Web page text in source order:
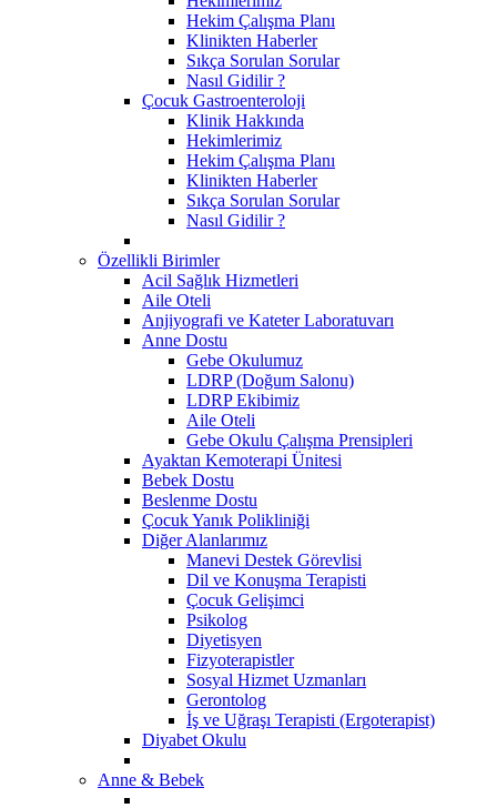
Hekim Çalışma Planı
Klinikten Haberler
Sıkça Sorulan Sorular
Nasıl Gidilir ?
Çocuk Gastroenteroloji
Klinik Hakkında
Hekimlerimiz
Hekim Çalışma Planı
Klinikten Haberler
Sıkça Sorulan Sorular
Nasıl Gidilir ?
Özellikli Birimler
Acil Sağlık Hizmetleri
Aile Oteli
Anjiyografi ve Kateter Laboratuvarı
Anne Dostu
​Gebe Okulumuz
LDRP (Doğum Salonu)
LDRP Ekibimiz
Aile Oteli
Gebe Okulu Çalışma Prensipleri
Ayaktan Kemoterapi Ünitesi
Bebek Dostu
Beslenme Dostu
Çocuk Yanık Polikliniği
Diğer Alanlarımız
Manevi Destek Görevlisi
Dil ve Konuşma Terapisti
Çocuk Gelişimci
Psikolog
Diyetisyen
Fizyoterapistler
Sosyal Hizmet Uzmanları
Gerontolog
İş ve Uğraşı Terapisti (Ergoterapist)
Diyabet Okulu
Anne & Bebek